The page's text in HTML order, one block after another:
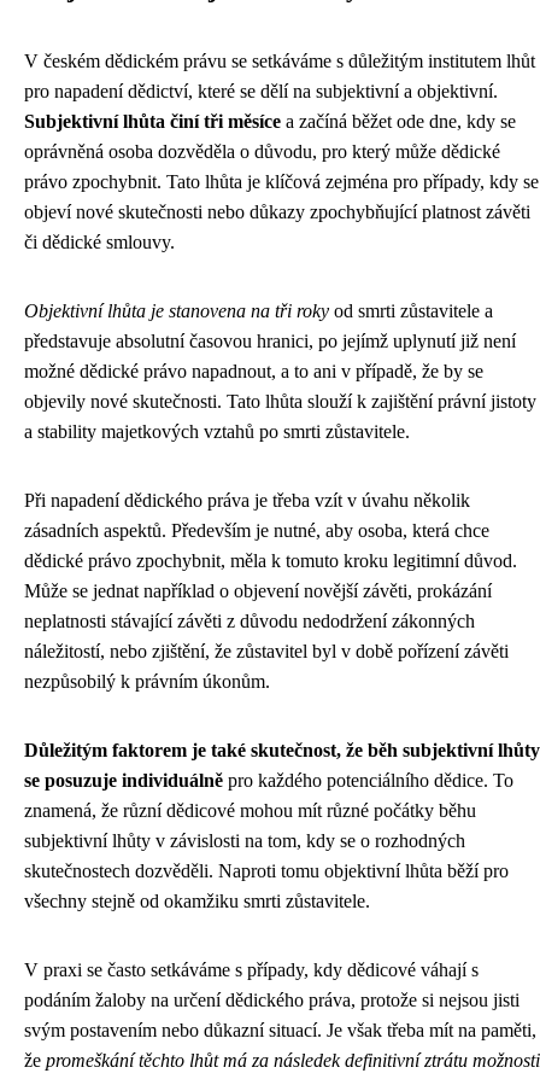
V českém dědickém právu se setkáváme s důležitým institutem lhůt
pro napadení dědictví, které se dělí na subjektivní a objektivní.
Subjektivní lhůta činí tři měsíce a začíná běžet ode dne, kdy se
oprávněná osoba dozvěděla o důvodu, pro který může dědické
právo zpochybnit. Tato lhůta je klíčová zejména pro případy, kdy se
objeví nové skutečnosti nebo důkazy zpochybňující platnost závěti
či dědické smlouvy.
Objektivní lhůta je stanovena na tři roky od smrti zůstavitele a
představuje absolutní časovou hranici, po jejímž uplynutí již není
možné dědické právo napadnout, a to ani v případě, že by se
objevily nové skutečnosti. Tato lhůta slouží k zajištění právní jistoty
a stability majetkových vztahů po smrti zůstavitele.
Při napadení dědického práva je třeba vzít v úvahu několik
zásadních aspektů. Především je nutné, aby osoba, která chce
dědické právo zpochybnit, měla k tomuto kroku legitimní důvod.
Může se jednat například o objevení novější závěti, prokázání
neplatnosti stávající závěti z důvodu nedodržení zákonných
náležitostí, nebo zjištění, že zůstavitel byl v době pořízení závěti
nezpůsobilý k právním úkonům.
Důležitým faktorem je také skutečnost, že běh subjektivní lhůty
se posuzuje individuálně pro každého potenciálního dědice. To
znamená, že různí dědicové mohou mít různé počátky běhu
subjektivní lhůty v závislosti na tom, kdy se o rozhodných
skutečnostech dozvěděli. Naproti tomu objektivní lhůta běží pro
všechny stejně od okamžiku smrti zůstavitele.
V praxi se často setkáváme s případy, kdy dědicové váhají s
podáním žaloby na určení dědického práva, protože si nejsou jisti
svým postavením nebo důkazní situací. Je však třeba mít na paměti,
že promeškání těchto lhůt má za následek definitivní ztrátu možnosti